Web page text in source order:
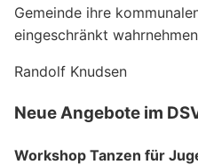
Gemeinde ihre
eingeschränkt
Randolf Knudsen
Neue Angebote im
Workshop Tanzen für